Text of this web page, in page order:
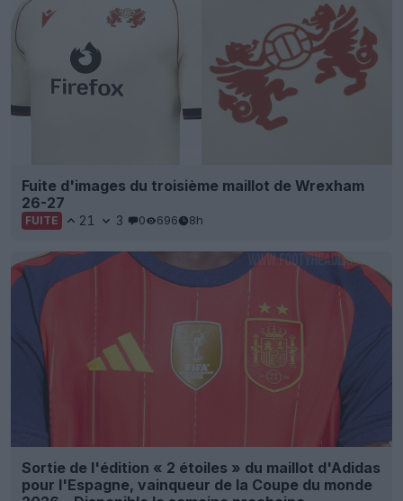
Fuite d'images du troisième maillot de Wrexham
26-27
FUITE 21 3 0 696 8h
Sortie de l'édition « 2 étoiles » du maillot d'Adidas
pour l'Espagne, vainqueur de la Coupe du monde